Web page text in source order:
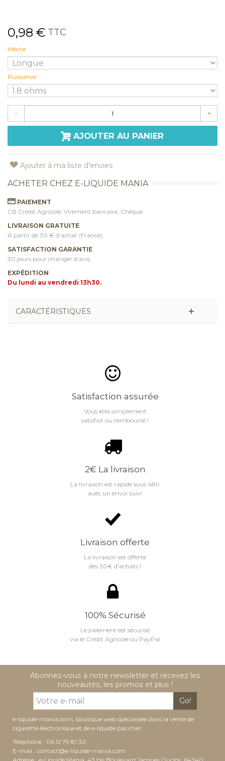
0,98 € TTC
Mèche
Puissance
- +
AJOUTER AU PANIER
Ajouter à ma liste d'envies
ACHETER CHEZ E-LIQUIDE MANIA
PAIEMENT
CB Crédit Agricole, Virement bancaire, Chèque.
LIVRAISON GRATUITE
A partir de 30 € d'achat (France).
SATISFACTION GARANTIE
30 jours pour changer d'avis.
EXPÉDITION
Du lundi au vendredi 13h30.
CARACTÉRISTIQUES
Satisfaction assurée
Vous êtes simplement
satisfait ou remboursé !
2€ La livraison
La livraison est rapide sous 48h
avec un envoi suivi
Livraison offerte
La livraison est offerte
dés 30€ d'achats !
100% Sécurisé
Le paiement est sécurisé
via le Crédit Agricole ou PayPal
Abonnez-vous à notre newsletter et recevez les
nouveautés, les promos et plus !
Go!
e-liquide-mania.com, boutique web spécialisée dans la vente de
cigarette électronique et de e-liquide pas cher:
Téléphone : 06 51 79 81 30
E-mail : contact@e-liquide-mania.com